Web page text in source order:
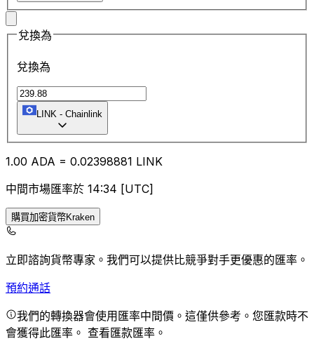
兌換為
兌換為
LINK - Chainlink
1.00 ADA = 0.02398881 LINK
中間市場匯率於 14:34 [UTC]
購買加密貨幣Kraken
立即諮詢貨幣專家。 我們可以提供比競爭對手更優惠的匯率。
預約通話
我們的轉換器會使用匯率中間價。這僅供參考。您匯款時不
會獲得此匯率。 查看匯款匯率。